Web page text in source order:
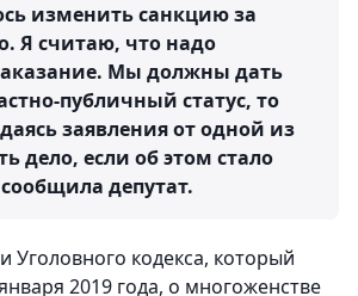
изменить санкцию за
Я считаю, что надо
Мы должны дать
публичный статус, то
заявления от одной из
дело, если об этом стало
депутат.
Уголовного кодекса, который
2019 года, о многоженстве